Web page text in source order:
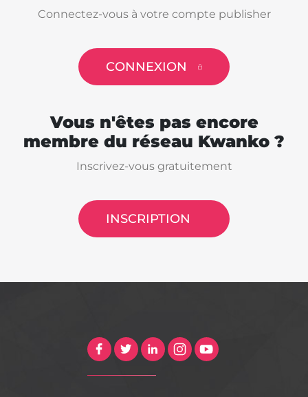
Connectez-vous à votre compte publisher
CONNEXION
Vous n'êtes pas encore
membre du réseau Kwanko ?
Inscrivez-vous gratuitement
INSCRIPTION